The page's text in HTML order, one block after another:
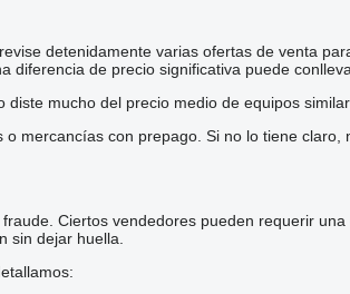
detenidamente varias ofertas de venta
diferencia de precio significativa puede
diste mucho del precio medio de equipos
o mercancías con prepago. Si no lo tiene
Ciertos vendedores pueden requerir
sin dejar huella.